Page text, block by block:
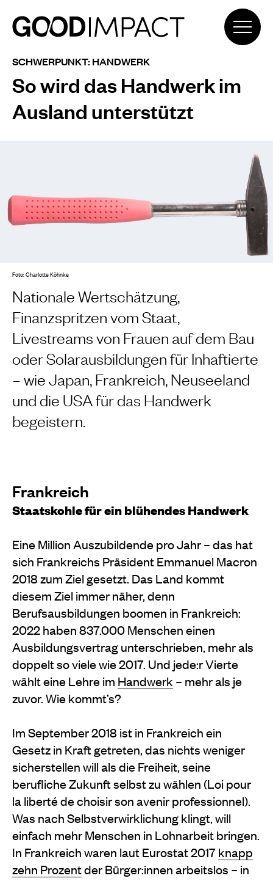
SCHWERPUNKT: HANDWERK
So wird das Handwerk im
Ausland unterstützt
Nationale Wertschätzung,
Finanzspritzen vom Staat,
Livestreams von Frauen auf dem Bau
oder Solarausbildungen für Inhaftierte
– wie Japan, Frankreich, Neuseeland
und die USA für das Handwerk
begeistern.
Frankreich
Staatskohle für ein blühendes Handwerk
Eine Million Auszubildende pro Jahr – das hat
sich Frankreichs Präsident Emmanuel Macron
2018 zum Ziel gesetzt. Das Land kommt
diesem Ziel immer näher, denn
Berufsausbildungen boomen in Frankreich:
2022 haben 837.000 Menschen einen
Ausbildungsvertrag unterschrieben, mehr als
doppelt so viele wie 2017. Und jede:r Vierte
wählt eine Lehre im Handwerk – mehr als je
zuvor. Wie kommt’s?
Im September 2018 ist in Frankreich ein
Gesetz in Kraft getreten, das nichts weniger
sicherstellen will als die Freiheit, seine
berufliche Zukunft selbst zu wählen (Loi pour
la liberté de choisir son avenir professionnel).
Was nach Selbstverwirklichung klingt, will
einfach mehr Menschen in Lohnarbeit bringen.
In Frankreich waren laut Eurostat 2017knapp
zehn Prozentder Bürger:innen arbeitslos – in
Foto: Charlotte Köhnke